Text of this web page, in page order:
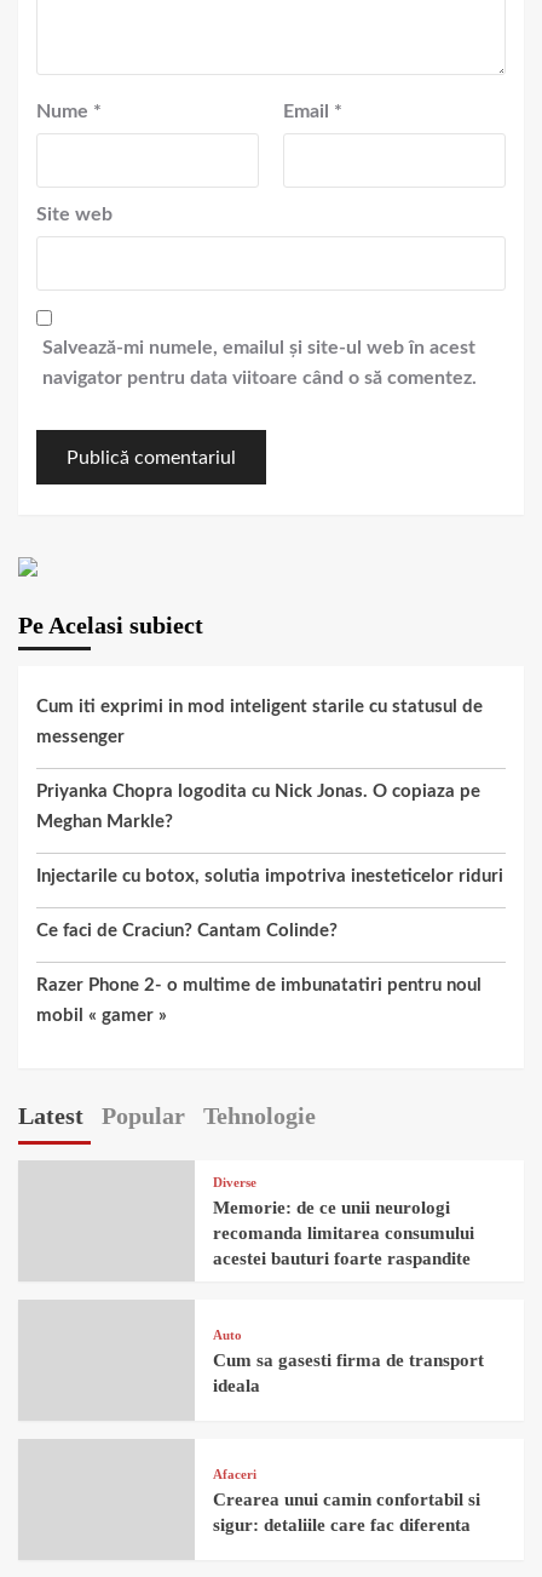
Nume * Email *
Site web
Salvează-mi numele, emailul și site-ul web în acest
navigator pentru data viitoare când o să comentez.
Pe Acelasi subiect
Cum iti exprimi in mod inteligent starile cu statusul de
messenger
Priyanka Chopra logodita cu Nick Jonas. O copiaza pe
Meghan Markle?
Injectarile cu botox, solutia impotriva inesteticelor riduri
Ce faci de Craciun? Cantam Colinde?
Razer Phone 2- o multime de imbunatatiri pentru noul
mobil « gamer »
Latest Popular Tehnologie
Diverse
Memorie: de ce unii neurologi
recomanda limitarea consumului
acestei bauturi foarte raspandite
Auto
Cum sa gasesti firma de transport
ideala
Afaceri
Crearea unui camin confortabil si
sigur: detaliile care fac diferenta